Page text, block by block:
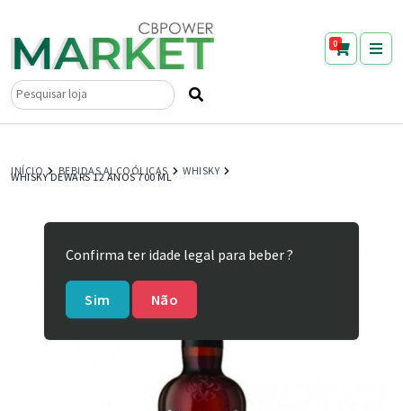
0
Pesquisar
INÍCIO BEBIDAS ALCOÓLICAS WHISKY
WHISKY DEWARS 12 ANOS 700 ML
Confirma ter idade legal para beber ?
Sim Não